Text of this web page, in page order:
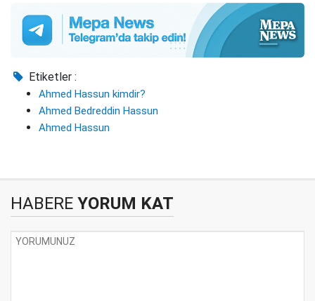
Etiketler :
Ahmed Hassun kimdir?
Ahmed Bedreddin Hassun
Ahmed Hassun
HABERE YORUM KAT